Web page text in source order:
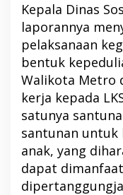
Kepala Dinas
laporannya
pelaksanaan
bentuk
Walikota Metro
kerja kepada
satunya
santunan untuk
anak, yang
dapat